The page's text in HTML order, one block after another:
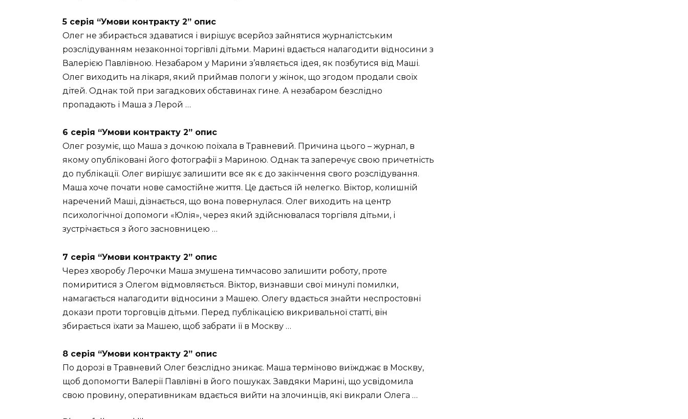
5 серія “Умови контракту 2” опис
Олег не збирається здаватися і вирішує всерйоз зайнятися журналістським
розслідуванням незаконної торгівлі дітьми. Марині вдається налагодити відносини з
Валерією Павлівною. Незабаром у Марини з’являється ідея, як позбутися від Маші.
Олег виходить на лікаря, який приймав пологи у жінок, що згодом продали своїх
дітей. Однак той при загадкових обставинах гине. А незабаром безслідно
пропадають і Маша з Лерой …
6 серія “Умови контракту 2” опис
Олег розуміє, що Маша з дочкою поїхала в Травневий. Причина цього – журнал, в
якому опубліковані його фотографії з Мариною. Однак та заперечує свою причетність
до публікації. Олег вирішує залишити все як є до закінчення свого розслідування.
Маша хоче почати нове самостійне життя. Це дається їй нелегко. Віктор, колишній
наречений Маші, дізнається, що вона повернулася. Олег виходить на центр
психологічної допомоги «Юлія», через який здійснювалася торгівля дітьми, і
зустрічається з його засновницею …
7 серія “Умови контракту 2” опис
Через хворобу Лерочки Маша змушена тимчасово залишити роботу, проте
помиритися з Олегом відмовляється. Віктор, визнавши свої минулі помилки,
намагається налагодити відносини з Машею. Олегу вдається знайти неспростовні
докази проти торговців дітьми. Перед публікацією викривальної статті, він
збирається їхати за Машею, щоб забрати її в Москву …
8 серія “Умови контракту 2” опис
По дорозі в Травневий Олег безслідно зникає. Маша терміново виїжджає в Москву,
щоб допомогти Валерії Павлівні в його пошуках. Завдяки Марині, що усвідомила
свою провину, оперативникам вдається вийти на злочинців, які викрали Олега …